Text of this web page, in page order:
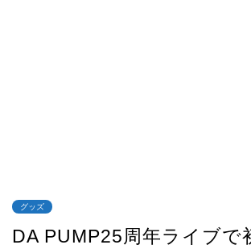
グッズ
DA PUMP25周年ライブで